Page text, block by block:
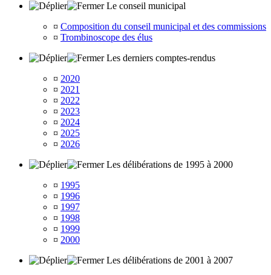
Le conseil municipal
¤ Composition du conseil municipal et des commissions
¤ Trombinoscope des élus
Les derniers comptes-rendus
¤ 2020
¤ 2021
¤ 2022
¤ 2023
¤ 2024
¤ 2025
¤ 2026
Les délibérations de 1995 à 2000
¤ 1995
¤ 1996
¤ 1997
¤ 1998
¤ 1999
¤ 2000
Les délibérations de 2001 à 2007